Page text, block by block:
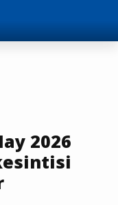
2026